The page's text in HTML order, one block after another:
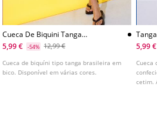
Cueca De Biquini Tanga
Brasileira Basica Em Bico
5,99 € -54% 12,99 €
Cueca de biquíni tipo tanga brasileira em
bico. Disponível em várias cores.
5,99 €
Cueca
cetim.